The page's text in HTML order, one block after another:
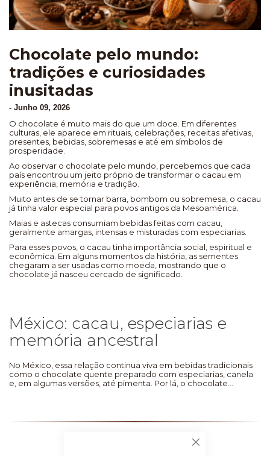
Fechar
Chocolate pelo mundo:
tradições e curiosidades
inusitadas
- Junho 09, 2026
O chocolate é muito mais do que um doce. Em diferentes
culturas, ele aparece em rituais, celebrações, receitas afetivas,
presentes, bebidas, sobremesas e até em símbolos de
prosperidade.
Ao observar o chocolate pelo mundo, percebemos que cada
país encontrou um jeito próprio de transformar o cacau em
experiência, memória e tradição.
Muito antes de se tornar barra, bombom ou sobremesa, o cacau
já tinha valor especial para povos antigos da Mesoamérica.
Maias e astecas consumiam bebidas feitas com cacau,
geralmente amargas, intensas e misturadas com especiarias.
Para esses povos, o cacau tinha importância social, espiritual e
econômica. Em alguns momentos da história, as sementes
chegaram a ser usadas como moeda, mostrando que o
chocolate já nasceu cercado de significado.
México: cacau, especiarias e
memória ancestral
No México, essa relação continua viva em bebidas tradicionais
como o chocolate quente preparado com especiarias, canela
e, em algumas versões, até pimenta. Por lá, o chocolate...